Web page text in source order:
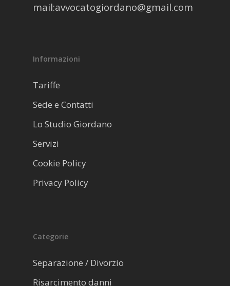
mail:avvocatogiordano@gmail.com
Informazioni
Tariffe
Sede e Contatti
Lo Studio Giordano
Servizi
Cookie Policy
Privacy Policy
Categorie
Separazione / Divorzio
Risarcimento danni